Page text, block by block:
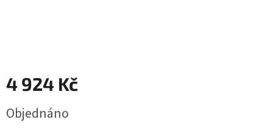
4 924 Kč
cena:
Objednáno